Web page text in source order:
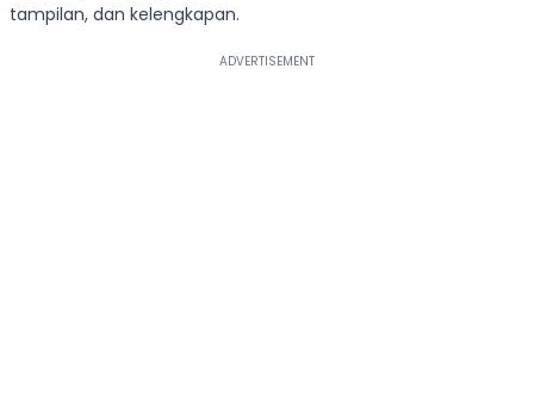
tampilan, dan kelengkapan.